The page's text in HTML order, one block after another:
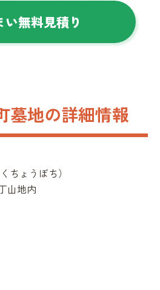
い無料見積り
墓地の詳細情報
ちょうぼち）
山地内